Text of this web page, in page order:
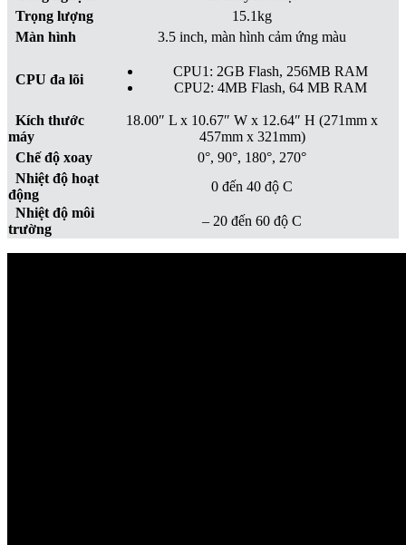
Trọng lượng
15.1kg
Màn hình
3.5 inch, màn hình cảm ứng màu
CPU đa lõi
CPU1: 2GB Flash, 256MB RAM
CPU2: 4MB Flash, 64 MB RAM
Kích thước
máy
18.00″ L x 10.67″ W x 12.64″ H (271mm x
457mm x 321mm)
Chế độ xoay
0°, 90°, 180°, 270°
Nhiệt độ hoạt
động
0 đến 40 độ C
Nhiệt độ môi
trường
– 20 đến 60 độ C